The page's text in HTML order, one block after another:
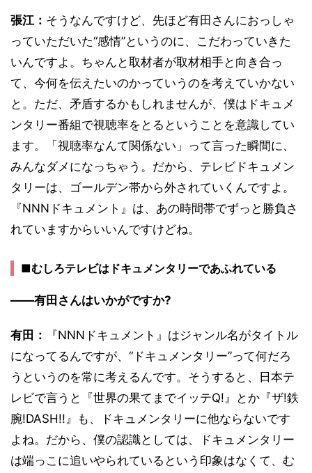
張江： そうなんですけど、先ほど有田さんにおっしゃ
っていただいた“感情”というのに、こだわっていきた
いんですよ。ちゃんと取材者が取材相手と向き合っ
て、今何を伝えたいのかっていうのを考えていかない
と。ただ、矛盾するかもしれませんが、僕はドキュメ
ンタリー番組で視聴率をとるということを意識してい
ます。「視聴率なんて関係ない」って言った瞬間に、
みんなダメになっちゃう。だから、テレビドキュメン
タリーは、ゴールデン帯から外されていくんですよ。
『NNNドキュメント』は、あの時間帯でずっと勝負さ
れていますからいいんですけどね。
■むしろテレビはドキュメンタリーであふれている
――有田さんはいかがですか?
有田：
『NNNドキュメント』はジャンル名がタイトル
になってるんですが、“ドキュメンタリー”って何だろ
うというのを常に考えるんです。そうすると、日本テ
レビで言うと『世界の果てまでイッテQ!』とか『ザ!鉄
腕!DASH!!』も、ドキュメンタリーに他ならないです
よね。だから、僕の認識としては、ドキュメンタリー
は端っこに追いやられているという印象はなくて、む